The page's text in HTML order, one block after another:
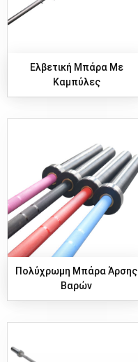
Ελβετική Μπάρα Με
Καμπύλες
Πολύχρωμη Μπάρα Άρσης
Βαρών